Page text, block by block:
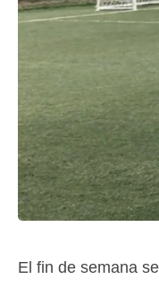
El fin de semana